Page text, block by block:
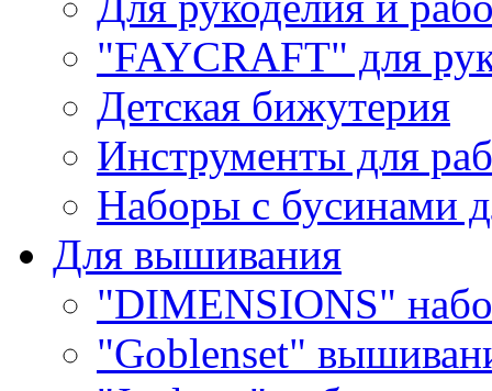
"FAYCRAFT" для
Детская бижутерия
Инструменты для
Наборы с бусинами
Для вышивания
"DIMENSIONS"
"Goblenset"